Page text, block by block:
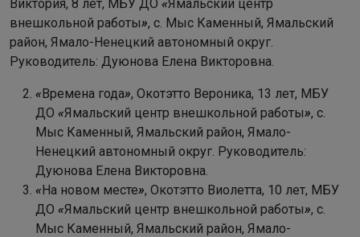
Виктория, 8 лет, МБУ ДО «Ямальский центр
внешкольной работы», с. Мыс Каменный, Ямальский
район, Ямало-Ненецкий автономный округ.
Руководитель: Дуюнова Елена Викторовна.
«Времена года», Окотэтто Вероника, 13 лет, МБУ
ДО «Ямальский центр внешкольной работы», с.
Мыс Каменный, Ямальский район, Ямало-
Ненецкий автономный округ. Руководитель:
Дуюнова Елена Викторовна.
«На новом месте», Окотэтто Виолетта, 10 лет, МБУ
ДО «Ямальский центр внешкольной работы», с.
Мыс Каменный, Ямальский район, Ямало-